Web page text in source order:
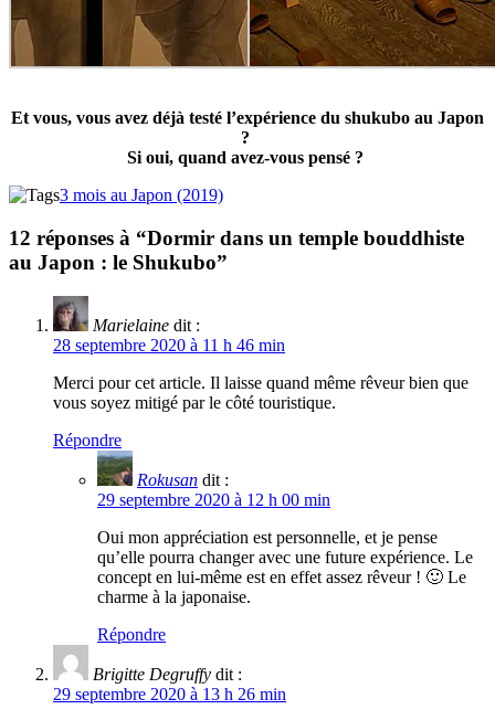
Et vous, vous avez déjà testé l’expérience du shukubo au Japon
?
Si oui, quand avez-vous pensé ?
3 mois au Japon (2019)
12 réponses à “Dormir dans un temple bouddhiste
au Japon : le Shukubo”
Marielaine dit :
28 septembre 2020 à 11 h 46 min
Merci pour cet article. Il laisse quand même rêveur bien que
vous soyez mitigé par le côté touristique.
Répondre
Rokusan dit :
29 septembre 2020 à 12 h 00 min
Oui mon appréciation est personnelle, et je pense
qu’elle pourra changer avec une future expérience. Le
concept en lui-même est en effet assez rêveur ! 🙂 Le
charme à la japonaise.
Répondre
Brigitte Degruffy dit :
29 septembre 2020 à 13 h 26 min